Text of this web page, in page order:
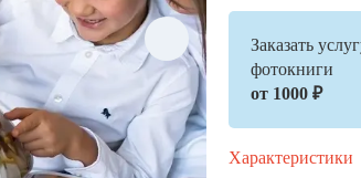
Заказать
фотокниги
от 1000 ₽
Характеристики